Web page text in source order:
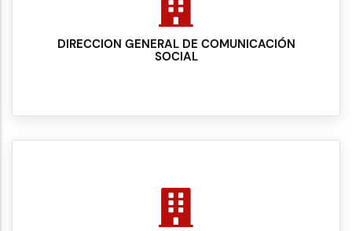
DIRECCION GENERAL DE COMUNICACIÓN
SOCIAL